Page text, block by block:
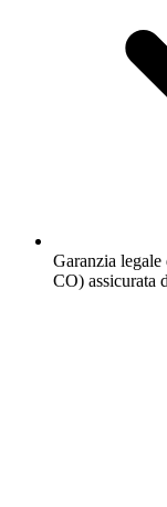
Garanzia
CO) assicurata